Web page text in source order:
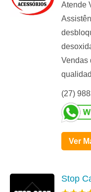
Atende
Vendas
(27)
Ver
Stop